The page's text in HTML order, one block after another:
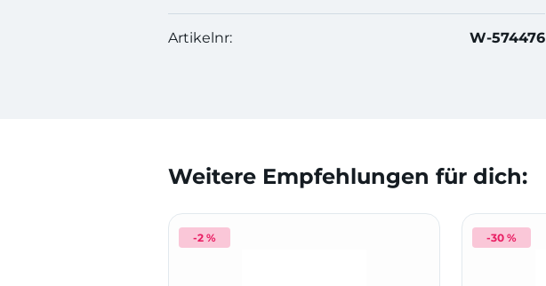
Artikelnr: W-574476
Weitere Empfehlungen für dich:
-2 % -30 %